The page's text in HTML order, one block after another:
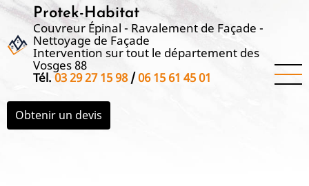
Aller
contenu
principal
Protek-Habitat
Couvreur Épinal - Ravalement de Façade -
Nettoyage de Façade
Intervention sur tout le département des
Vosges 88
Tél.03 29 27 15 98/06 15 61 45 01
Obtenir un devis